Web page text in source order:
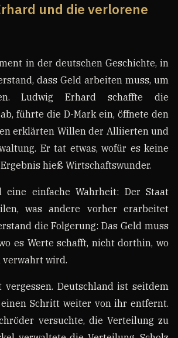
und die verlorene
in der deutschen Geschichte, in
dass Geld arbeiten muss, um
Ludwig Erhard schaffte die
führte die D-Mark ein, öffnete den
erklärten Willen der Alliierten und
Er tat etwas, wofür es keine
Ergebnis hieß Wirtschaftswunder.
eine einfache Wahrheit: Der Staat
was andere vorher erarbeitet
die Folgerung: Das Geld muss
es Werte schafft, nicht dorthin, wo
verwahrt wird.
vergessen. Deutschland ist seitdem
Schritt weiter von ihr entfernt.
versuchte, die Verteilung zu